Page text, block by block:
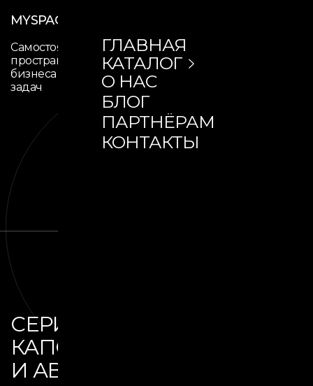
MYSPACE
ГЛАВНАЯ
КАТАЛОГ
СЕРИЯ S
СЕРИЯ Q
О НАС
БЛОГ
ПАРТНЁРАМ
КОНТАКТЫ
СЕРИЯ S
КАПСУЛЫ ДЛЯ ЖИЗНИ
И АВТОНОМНЫХ
Самостоятельное
пространство для дома,
бизнеса или специальных
задач